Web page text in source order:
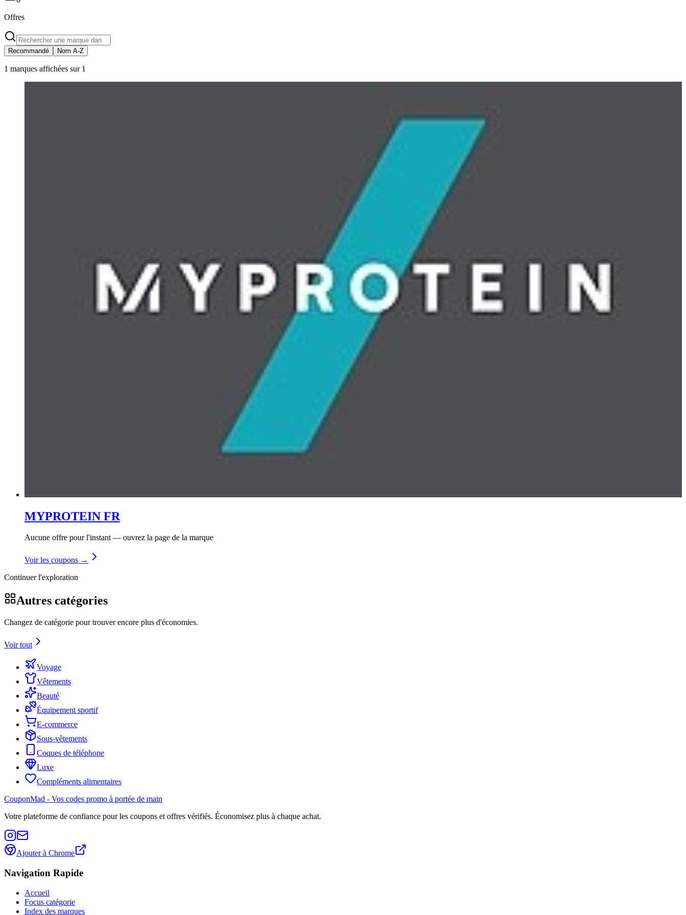
Offres
Recommandé Nom A-Z
1 marques affichées sur 1
MYPROTEIN FR
Aucune offre pour l'instant — ouvrez la page de la marque
Voir les coupons →
Continuer l'exploration
Autres catégories
Changez de catégorie pour trouver encore plus d'économies.
Voir tout
Voyage
Vêtements
Beauté
Équipement sportif
E-commerce
Sous-vêtements
Coques de téléphone
Luxe
Compléments alimentaires
CouponMad - Vos codes promo à portée de main
Votre plateforme de confiance pour les coupons et offres vérifiés. Économisez plus à chaque achat.
Ajouter à Chrome
Navigation Rapide
Accueil
Focus catégorie
Index des marques